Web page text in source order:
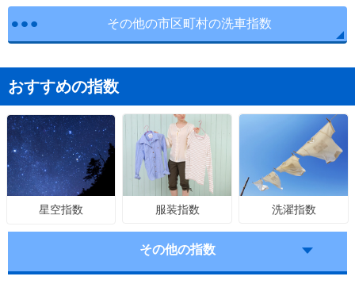
その他の市区町村の洗車指数
おすすめの指数
星空指数 服装指数 洗濯指数
その他の指数